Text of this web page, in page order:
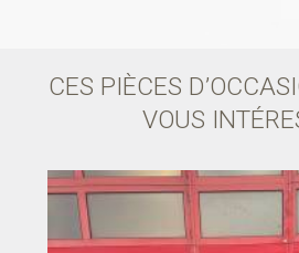
CES PIÈCES
VOUS